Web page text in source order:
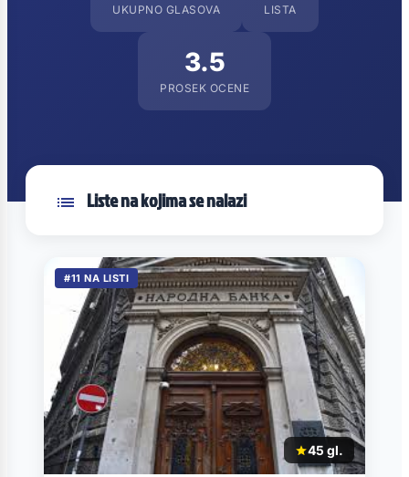
UKUPNO GLASOVA LISTA
3.5
PROSEK OCENE
Liste na kojima se nalazi
#11 NA LISTI
45 gl.